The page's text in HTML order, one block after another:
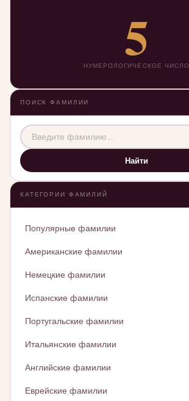
5
НУМЕРОЛОГИЧЕСКОЕ ЧИСЛО
ПОИСК ФАМИЛИИ
Найти
КАТЕГОРИИ ФАМИЛИЙ
Популярные фамилии
Американские фамилии
Немецкие фамилии
Испанские фамилии
Португальские фамилии
Итальянские фамилии
Английские фамилии
Еврейские фамилии